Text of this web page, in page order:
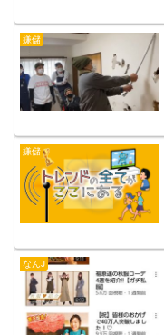
嫌儲
嫌儲
なんJ